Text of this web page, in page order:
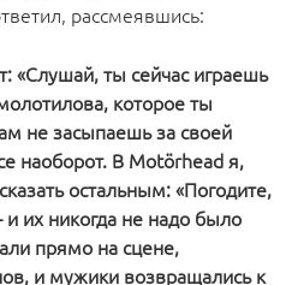
рассмеявшись:
ты сейчас играешь
которое ты
не засыпаешь за своей
наоборот. В Motörhead я,
остальным: «Погодите,
их никогда не надо было
прямо на сцене,
и мужики возвращались к